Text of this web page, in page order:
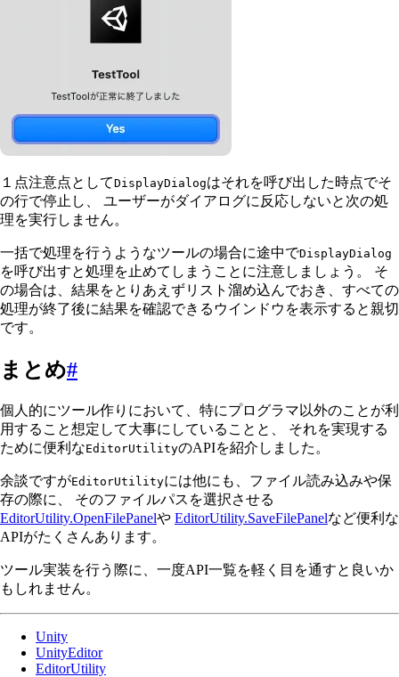
１点注意点としてDisplayDialogはそれを呼び出した時点でそ
の行で停止し、 ユーザーがダイアログに反応しないと次の処
理を実行しません。
一括で処理を行うようなツールの場合に途中でDisplayDialog
を呼び出すと処理を止めてしまうことに注意しましょう。 そ
の場合は、結果をとりあえずリスト溜め込んでおき、すべての
処理が終了後に結果を確認できるウインドウを表示すると親切
です。
まとめ#
個人的にツール作りにおいて、特にプログラマ以外のことが利
用すること想定して大事にしていることと、 それを実現する
ために便利なEditorUtilityのAPIを紹介しました。
余談ですがEditorUtilityには他にも、ファイル読み込みや保
存の際に、 そのファイルパスを選択させる
EditorUtility.OpenFilePanelや EditorUtility.SaveFilePanelなど便利な
APIがたくさんあります。
ツール実装を行う際に、一度API一覧を軽く目を通すと良いか
もしれません。
Unity
UnityEditor
EditorUtility